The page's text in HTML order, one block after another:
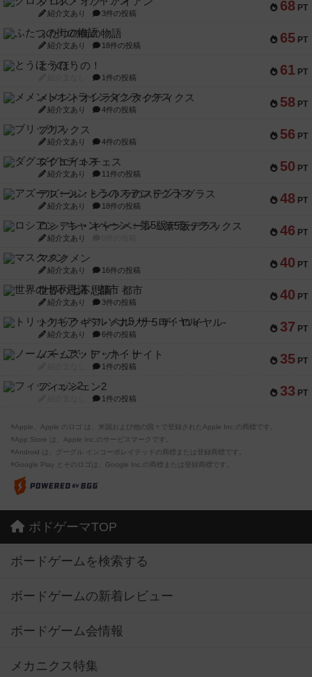
68 PT
紹介文あり 3件の投稿
65 PT
ふたつの街の物語
紹介文あり 18件の投稿
61 PT
とうほうの！
1件の投稿
58 PT
メメントオンラインタクティクス
紹介文あり 4件の投稿
56 PT
ブリックス
紹介文あり 4件の投稿
50 PT
ダグエイトチェス
紹介文あり 11件の投稿
48 PT
アズール：シントラのステンドグラス
紹介文あり 18件の投稿
46 PT
ロシアン・キャンペーン：第5版デラックス
紹介文あり
40 PT
マスクメン
紹介文あり 16件の投稿
40 PT
世界の七不思議：都市
紹介文あり 3件の投稿
37 PT
トリックギア - ペルソナ5 ザ・ロイヤル-
紹介文あり 6件の投稿
35 PT
ノームズ・アット・ナイト
1件の投稿
33 PT
フィッシェン2
1件の投稿
※Apple、Apple のロゴ は、米国および他の国々で登録されたApple Inc.の商標です。
※App Store は、Apple Inc.のサービスマークです。
※Android は、グーグル インコーポレイテッドの商標または登録商標です。
※Google Play とそのロゴは、Google Inc.の商標または登録商標です。
ボドゲーマTOP
ボードゲームを検索する
ボードゲームの新着レビュー
ボードゲーム会情報
メカニクス特集